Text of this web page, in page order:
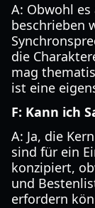
A: Obwohl es
beschrieben
die
mag
ist eine
F: Kann ich
A: Ja, die
sind für ein
konzipiert,
und
erfordern